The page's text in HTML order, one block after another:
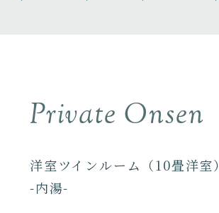
Private Onsen
洋室ツインルーム（10畳洋室）
-内湯-